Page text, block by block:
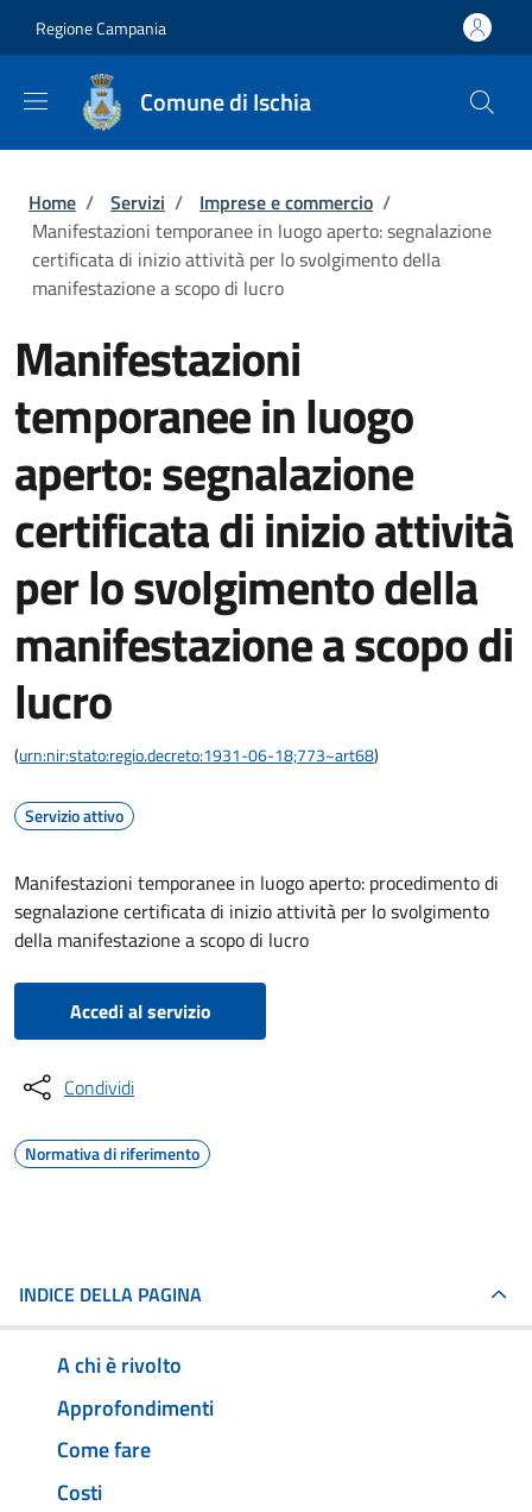
Regione Campania
Comune di Ischia
Briciole di pane
Home / Servizi / Imprese e commercio /
Manifestazioni temporanee in luogo aperto: segnalazione
certificata di inizio attività per lo svolgimento della
manifestazione a scopo di lucro
Manifestazioni
temporanee in luogo
aperto: segnalazione
certificata di inizio attività
per lo svolgimento della
manifestazione a scopo di
lucro
(urn:nir:stato:regio.decreto:1931-06-18;773~art68)
Servizio attivo
Manifestazioni temporanee in luogo aperto: procedimento di
segnalazione certificata di inizio attività per lo svolgimento
della manifestazione a scopo di lucro
Accedi al servizio
Condividi
Normativa di riferimento
INDICE DELLA PAGINA
A chi è rivolto
Approfondimenti
Come fare
Costi